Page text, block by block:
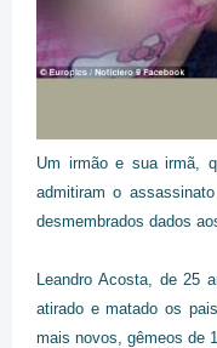
Um irmão e sua irmã,
admitiram o
desmembrados dados
Leandro Acosta, de 25
atirado e matado os
mais novos, gêmeos de